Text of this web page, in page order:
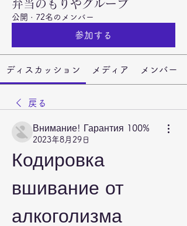
弁当のもりやグループ
公開 · 72名のメンバー
参加する
ディスカッション メディア メンバー
戻る
Внимание! Гарантия 100%
2023年8月29日
Кодировка
вшивание от
алкоголизма